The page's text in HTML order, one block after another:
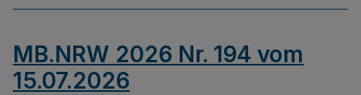
MB.NRW 2026 Nr. 194 vom
15.07.2026